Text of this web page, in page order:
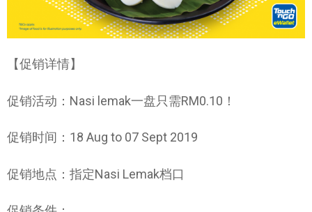
【促销详情】
促销活动：Nasi lemak一盘只需RM0.10！
促销时间：18 Aug to 07 Sept 2019
促销地点：指定Nasi Lemak档口